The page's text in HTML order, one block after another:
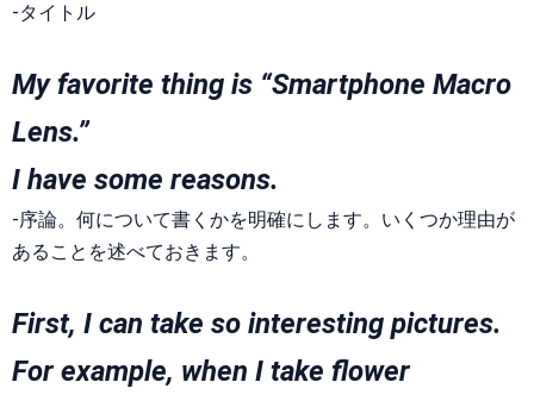
-タイトル
My favorite thing is “Smartphone Macro
Lens.”
I have some reasons.
-序論。何について書くかを明確にします。いくつか理由が
あることを述べておきます。
First, I can take so interesting pictures.
For example, when I take flower